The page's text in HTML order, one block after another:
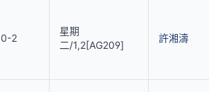
0-2
星期
二/1,2[AG209]
許湘濤